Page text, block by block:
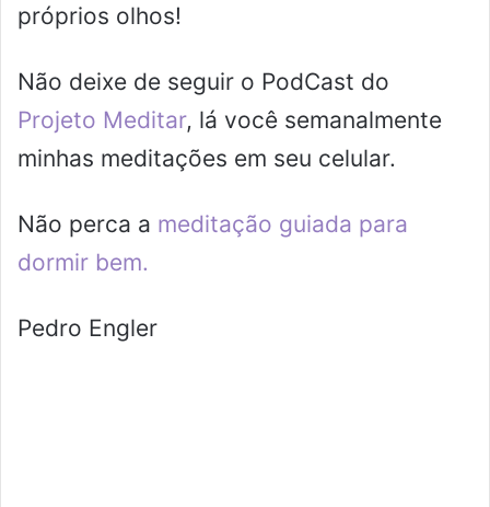
próprios olhos!
Não deixe de seguir o PodCast do
Projeto Meditar, lá você semanalmente
minhas meditações em seu celular.
Não perca a meditação guiada para
dormir bem.
Pedro Engler